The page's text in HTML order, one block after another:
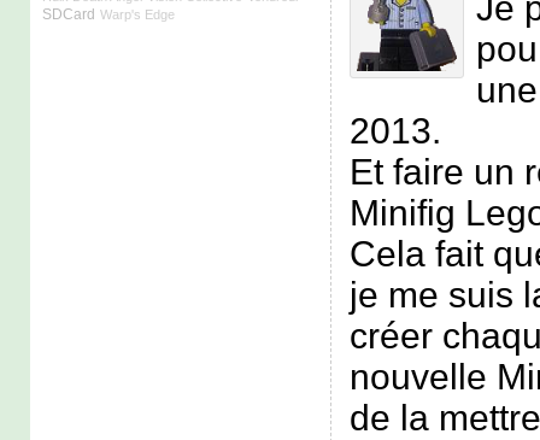
SDCard Warp's Edge
2013.
Et faire un
Minifig
Cela fait
je me suis
créer
nouvelle
de la